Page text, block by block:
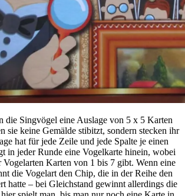
die Singvögel eine Auslage von 5 x 5 Karten
sie keine Gemälde stibitzt, sondern stecken ihr
hat für jede Zeile und jede Spalte je einen
in jeder Runde eine Vogelkarte hinein, wobei
Vogelarten Karten von 1 bis 7 gibt. Wenn eine
die Vogelart den Chip, die in der Reihe den
hatte – bei Gleichstand gewinnt allerdings die